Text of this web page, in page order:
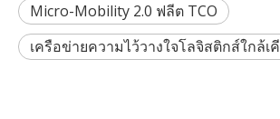
Micro-Mobility 2.0 ฟลีต TCO
เครือข่ายความไว้วางใจโลจิสติกส์ใกล้เ